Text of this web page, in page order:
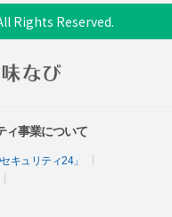
Rights Reserved.